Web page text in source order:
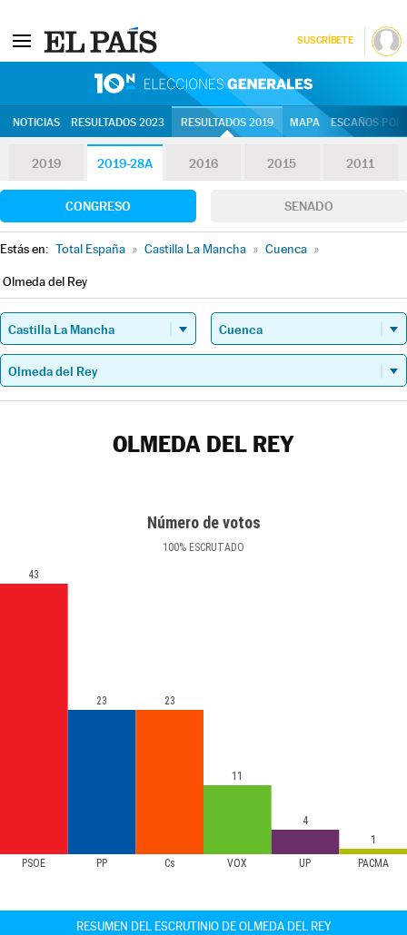
SUSCRÍBETE
NOTICIAS RESULTADOS 2023 RESULTADOS 2019 MAPA ESCAÑOS
2019 2019-28A 2016 2015 2011
CONGRESO SENADO
Estás en: Total España » Castilla La Mancha » Cuenca »
Olmeda del Rey
OLMEDA DEL REY
Número de votos
100% ESCRUTADO
PSOE PP Cs VOX UP PACMA
43
23 23
11
4
1
RESUMEN DEL ESCRUTINIO DE OLMEDA DEL REY